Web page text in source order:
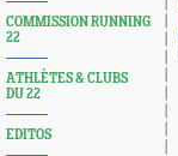
COMMISSION RUNNING
22
ATHLÈTES & CLUBS
DU 22
EDITOS